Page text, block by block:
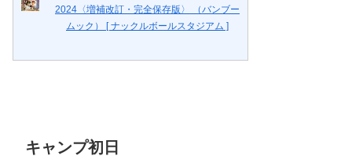
2024〈増補改訂・完全保存版〉 （バンブー
ムック） [ ナックルボールスタジアム ]
キャンプ初日